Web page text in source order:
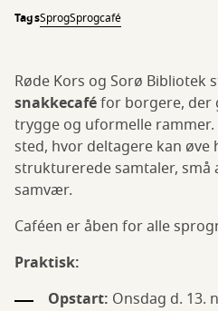
TagsSprogSprogcafé
Røde Kors og Sorø Bibliotek
snakkecaféfor borgere, der
trygge og uformelle
sted, hvor deltagere kan øve
strukturerede samtaler,
samvær.
Caféen er åben for alle
Praktisk:
Opstart: Onsdag d. 13.